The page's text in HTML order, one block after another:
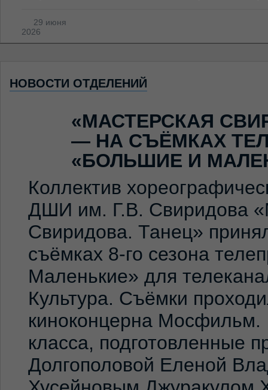
29 июня
2026
НОВОСТИ ОТДЕЛЕНИЙ
«МАСТЕРСКАЯ
— НА СЪЁМКАХ
«БОЛЬШИЕ И
Коллектив
ДШИ им. Г.В. Свиридова
Свиридова. Танец»
съёмках 8-го сезона
Маленькие» для
Культура. Съёмки
киноконцерна Мосфильм.
класса, подготовленные
Долгополовой Еленой